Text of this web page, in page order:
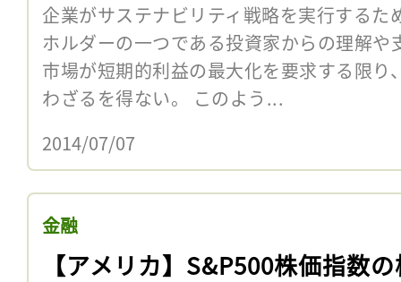
企業がサステナビリティ戦略を実行するた
ホルダーの一つである投資家からの理解
市場が短期的利益の最大化を要求する限り
わざるを得ない。 このよう...
2014/07/07
金融
【アメリカ】S&P500株価指数